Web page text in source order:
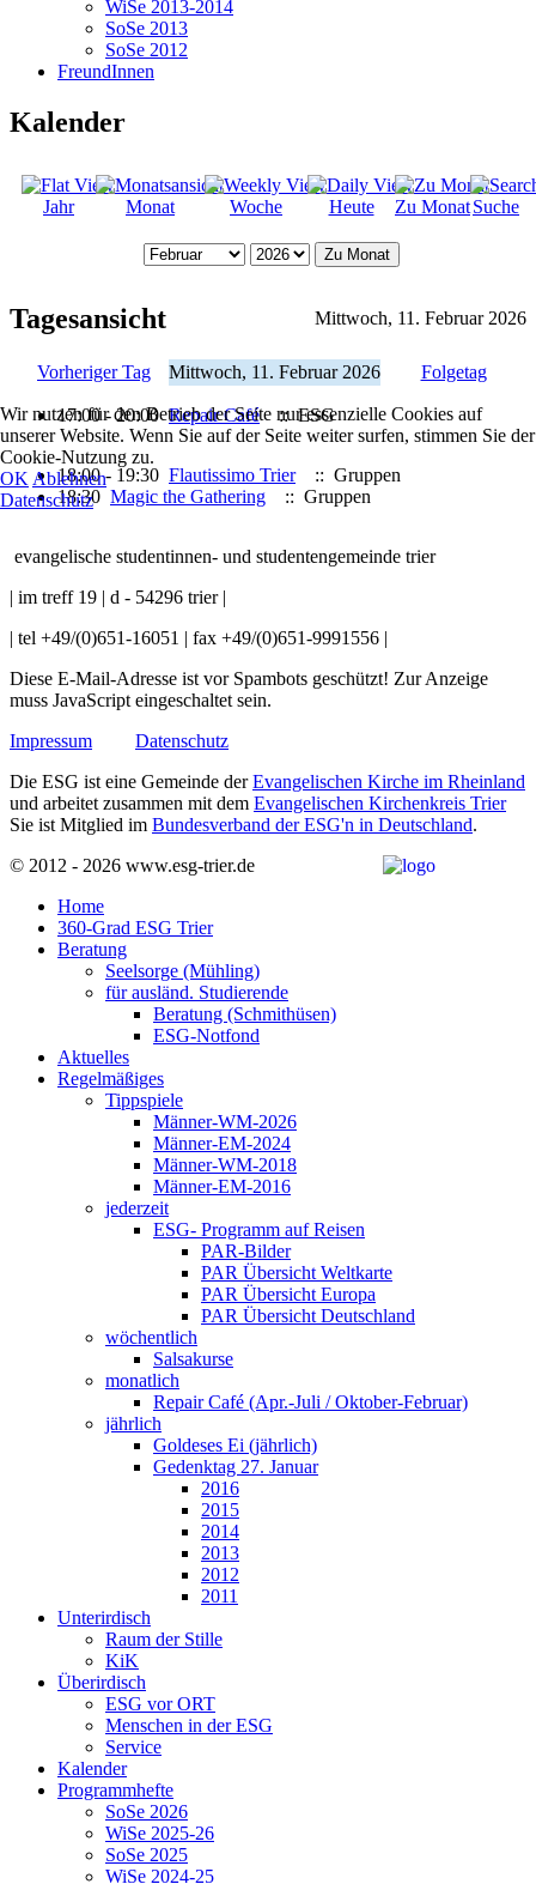
WiSe 2013-2014
SoSe 2013
SoSe 2012
FreundInnen
Kalender
Jahr Monat Woche Heute Zu MonatSuche
Zu Monat
Tagesansicht Mittwoch, 11. Februar 2026
Vorheriger Tag Mittwoch, 11. Februar 2026 Folgetag
17:00 - 20:00Repair Café :: ESG
18:00 - 19:30 Flautissimo Trier
:: Gruppen
18:30 Magic the Gathering :: Gruppen
evangelische studentinnen- und studentengemeinde trier
| im treff 19 | d - 54296 trier |
| tel +49/(0)651-16051 | fax +49/(0)651-9991556 |
Diese E-Mail-Adresse ist vor Spambots geschützt! Zur Anzeige
muss JavaScript eingeschaltet sein.
Impressum
Datenschutz
Die ESG ist eine Gemeinde derEvangelischen Kirche im Rheinland
und arbeitet zusammen mit dem Evangelischen Kirchenkreis Trier
Sie ist Mitglied im Bundesverband der ESG'n in Deutschland.
© 2012 - 2026 www.esg-trier.de
Home
360-Grad ESG Trier
Beratung
Seelsorge (Mühling)
für ausländ. Studierende
Beratung (Schmithüsen)
ESG-Notfond
Aktuelles
Regelmäßiges
Tippspiele
Männer-WM-2026
Männer-EM-2024
Männer-WM-2018
Männer-EM-2016
jederzeit
ESG- Programm auf Reisen
PAR-Bilder
PAR Übersicht Weltkarte
PAR Übersicht Europa
PAR Übersicht Deutschland
wöchentlich
Salsakurse
monatlich
Repair Café (Apr.-Juli / Oktober-Februar)
jährlich
Goldeses Ei (jährlich)
Gedenktag 27. Januar
2016
2015
2014
2013
2012
2011
Unterirdisch
Raum der Stille
KiK
Überirdisch
ESG vor ORT
Menschen in der ESG
Service
Kalender
Programmhefte
SoSe 2026
WiSe 2025-26
SoSe 2025
WiSe 2024-25
Wir nutzen für den Betrieb der Seite nur essenzielle Cookies auf
unserer Website. Wenn Sie auf der Seite weiter surfen, stimmen Sie der
Cookie-Nutzung zu.
OK Ablehnen
Datenschutz